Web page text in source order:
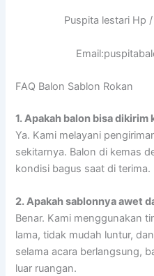
Puspita lestari Hp
FAQ Balon Sablon Rokan
1.Apakah balon bisa dikirim
Ya. Kami melayani
sekitarnya. Balon di kemas
kondisi bagus saat di terima.
2.Apakah sablonnya awet
Benar. Kami menggunakan
lama, tidak mudah luntur,
selama acara berlangsung,
luar ruangan.